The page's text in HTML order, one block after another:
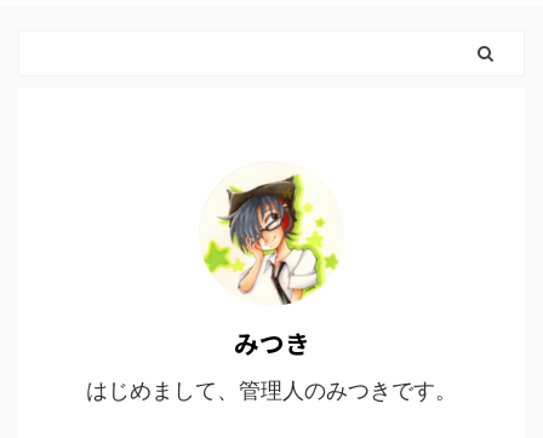
みつき
はじめまして、管理人のみつきです。